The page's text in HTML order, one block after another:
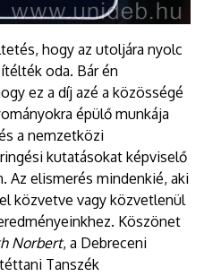
hogy az utoljára nyolc
oda. Bár én
ez a díj azé a közösségé
épülő munkája
a nemzetközi
kutatásokat képviselő
Az elismerés mindenkié, aki
közvetve vagy közvetlenül
Köszönet
Norbert, a Debreceni
Tanszék